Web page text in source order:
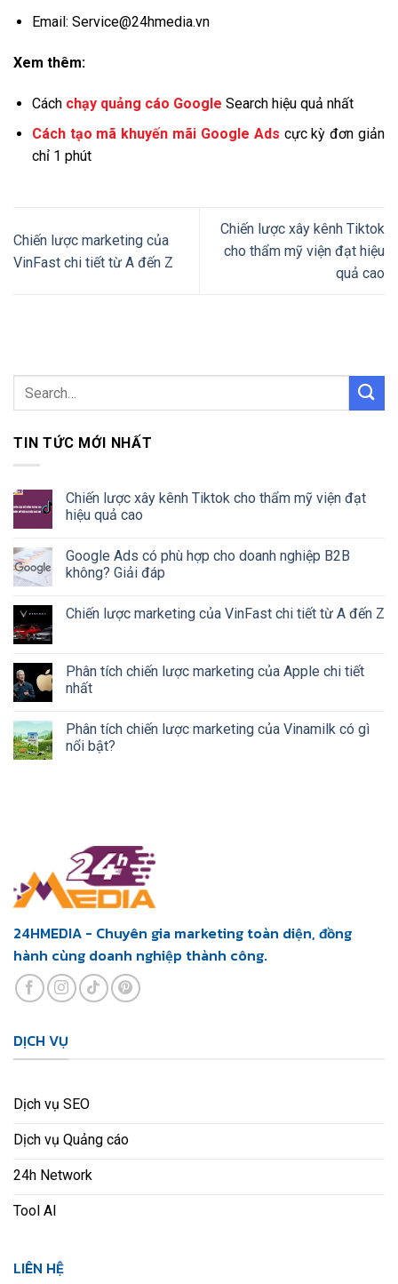
Email: Service@24hmedia.vn
Xem thêm:
Cách chạy quảng cáo Google Search hiệu quả nhất
Cách tạo mã khuyến mãi Google Ads cực kỳ đơn giản
chỉ 1 phút
Chiến lược marketing của
VinFast chi tiết từ A đến Z
Chiến lược xây kênh Tiktok
cho thẩm mỹ viện đạt hiệu
quả cao
TIN TỨC MỚI NHẤT
Chiến lược xây kênh Tiktok cho thẩm mỹ viện đạt
hiệu quả cao
Google Ads có phù hợp cho doanh nghiệp B2B
không? Giải đáp
Chiến lược marketing của VinFast chi tiết từ A đến Z
Phân tích chiến lược marketing của Apple chi tiết
nhất
Phân tích chiến lược marketing của Vinamilk có gì
nổi bật?
24HMEDIA - Chuyên gia marketing toàn diện, đồng
hành cùng doanh nghiệp thành công.
DỊCH VỤ
Dịch vụ SEO
Dịch vụ Quảng cáo
24h Network
Tool AI
LIÊN HỆ